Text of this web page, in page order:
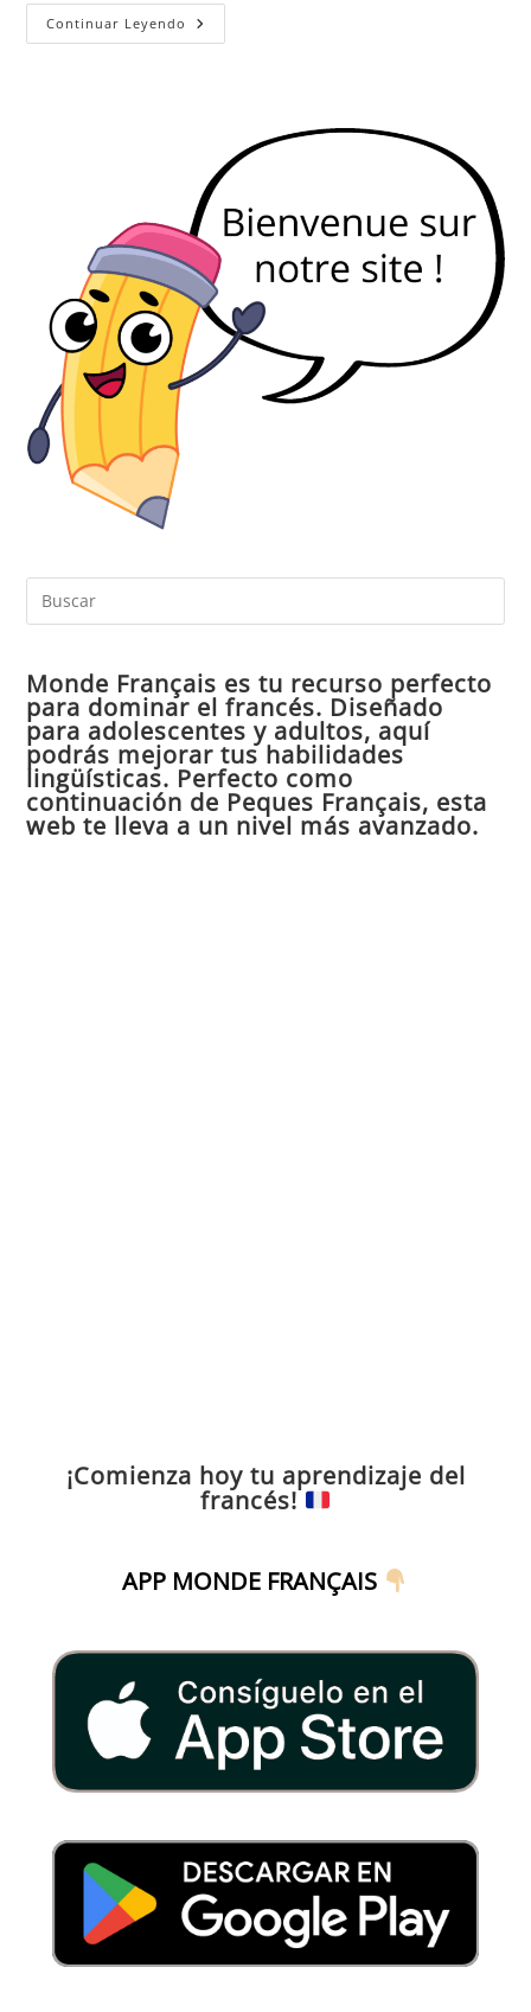
Continuar Leyendo Primer
Grupo
Monde Français es tu recurso perfecto
para dominar el francés. Diseñado
para adolescentes y adultos, aquí
podrás mejorar tus habilidades
lingüísticas. Perfecto como
continuación de Peques Français, esta
web te lleva a un nivel más avanzado.
¡Comienza hoy tu aprendizaje del
francés!
APP MONDE FRANÇAIS